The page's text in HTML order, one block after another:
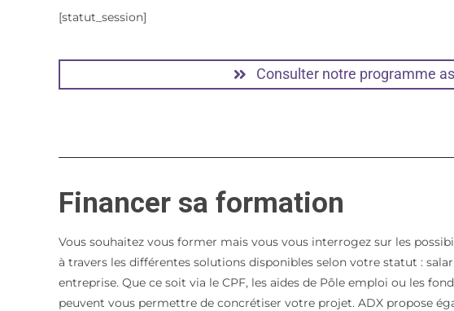
[statut_session]
Consulter notre programme
Financer sa formation
Vous souhaitez vous former mais vous vous interrogez sur les
à travers les différentes solutions disponibles selon votre statut :
entreprise. Que ce soit via le CPF, les aides de Pôle emploi ou les
peuvent vous permettre de concrétiser votre projet. ADX propose